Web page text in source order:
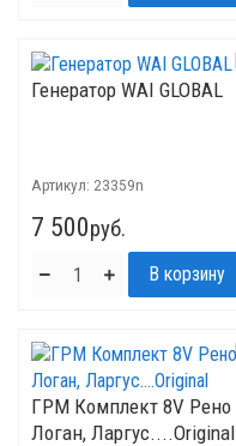
Генератор WAI GLOBAL
Артикул: 23359n
7 500руб.
ГРМ Комплект 8V Рено
Логан, Ларгус....Original